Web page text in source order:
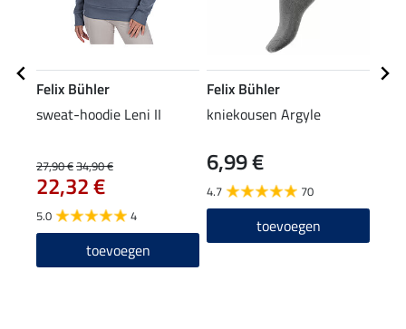
Felix Bühler
sweat-hoodie Leni II
27,90 €34,90 €
22,32 €
5.0 4
toevoegen
Felix Bühler
kniekousen Argyle
6,99 €
4.7 70
toevoegen